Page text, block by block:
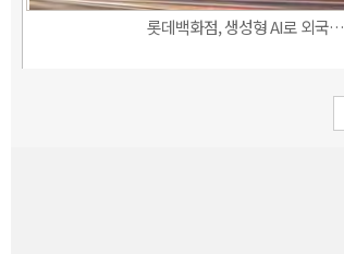
롯데백화점, 생성형 AI로 외국…